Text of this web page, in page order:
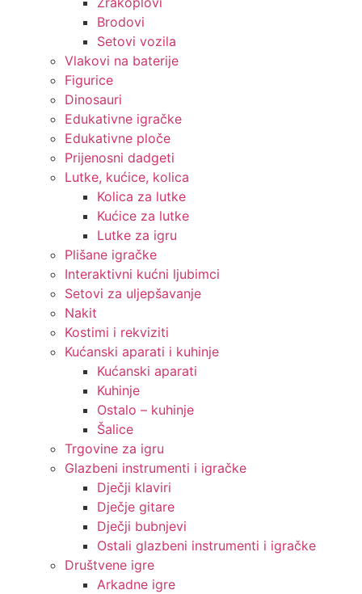
Brodovi
Setovi vozila
Vlakovi na baterije
Figurice
Dinosauri
Edukativne igračke
Edukativne ploče
Prijenosni dadgeti
Lutke, kućice, kolica
Kolica za lutke
Kućice za lutke
Lutke za igru
Plišane igračke
Interaktivni kućni ljubimci
Setovi za uljepšavanje
Nakit
Kostimi i rekviziti
Kućanski aparati i kuhinje
Kućanski aparati
Kuhinje
Ostalo – kuhinje
Šalice
Trgovine za igru
Glazbeni instrumenti i igračke
Dječji klaviri
Dječje gitare
Dječji bubnjevi
Ostali glazbeni instrumenti i igračke
Društvene igre
Arkadne igre